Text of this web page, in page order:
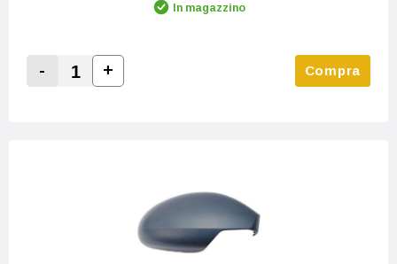
In magazzino
Decrease Quantity:
-
Increase Quantity:
+ Compra